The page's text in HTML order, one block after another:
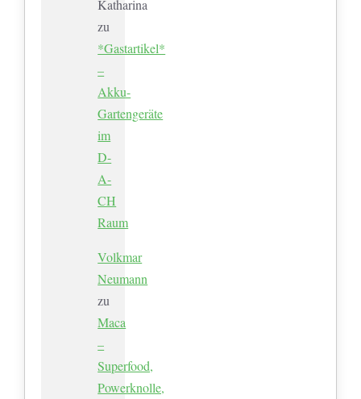
Katharina
zu
*Gastartikel*
–
Akku-
Gartengeräte
im
D-
A-
CH
Raum
Volkmar
Neumann
zu
Maca
–
Superfood,
Powerknolle,